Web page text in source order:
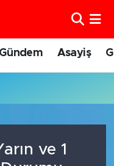
Gündem Asayiş
ve 1